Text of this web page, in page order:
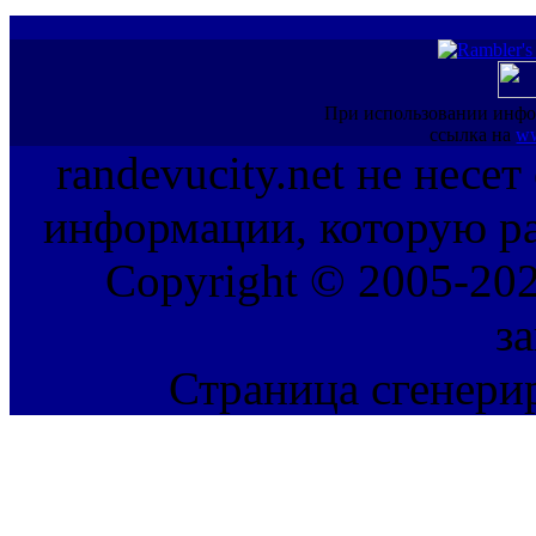
При использовании
ссылка на
randevucity.net не несет
информации, которую
Copyright © 2005-
Страница